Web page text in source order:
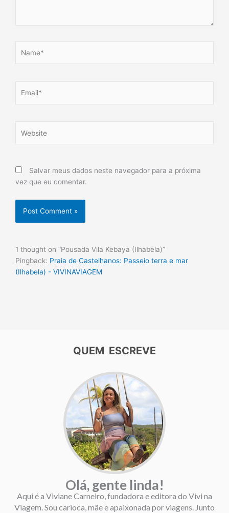
Salvar meus dados neste navegador para a próxima
vez que eu comentar.
1 thought on “Pousada Vila Kebaya (Ilhabela)”
Pingback: Praia de Castelhanos: Passeio terra e mar
(Ilhabela) - VIVINAVIAGEM
QUEM ESCREVE
Olá, gente linda!
Aqui é a Viviane Carneiro, fundadora e editora do Vivi na
Viagem. Sou carioca, mãe e apaixonada por viagens. Junto